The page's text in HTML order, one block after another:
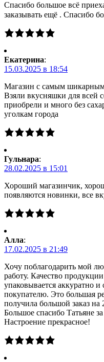
Спасибо большое всё
заказывать ещё . Спасибо
Екатерина:
15.03.2025 в 18:54
Магазин с самым
Взяли вкусняшки для всей
приобрели и много без
уголкам города
Гульнара:
28.02.2025 в 15:01
Хороший магазинчик,
появляются новинки, все
Алла:
17.02.2025 в 21:49
Хочу поблагодарить мой
работу. Качество
упаковывается аккуратно
покупателю. Это большая
получила большой заказ на
Большое спасибо Татьяне
Настроение прекрасное!